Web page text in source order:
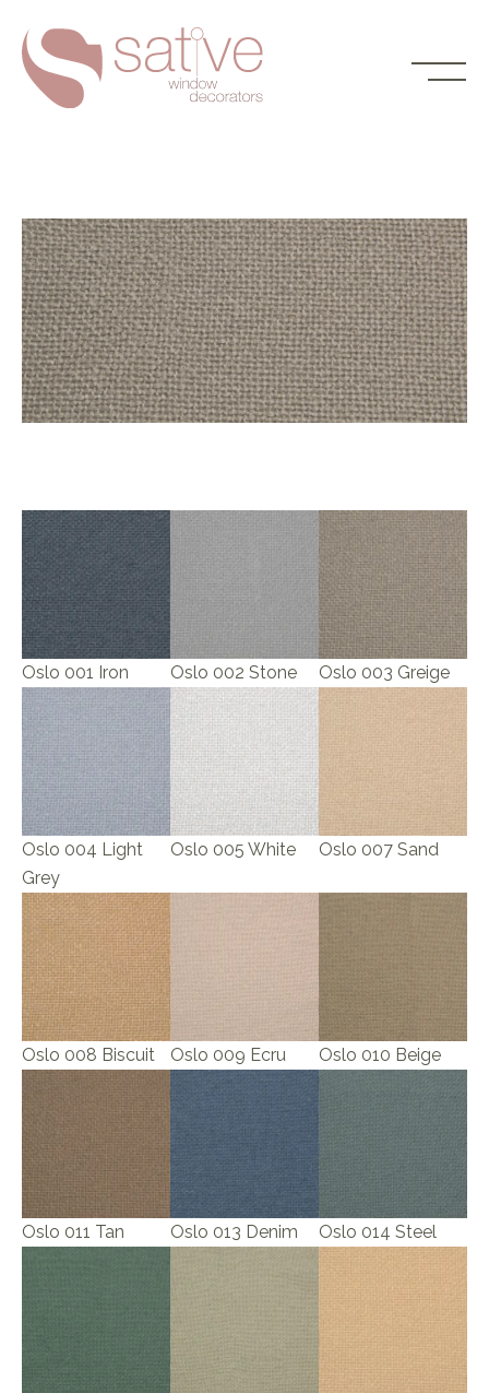
Oslo 001 Iron Oslo 002 Stone Oslo 003 Greige
Oslo 004 Light
Grey
Oslo 005 White Oslo 007 Sand
Oslo 008 Biscuit Oslo 009 Ecru Oslo 010 Beige
Oslo 011 Tan Oslo 013 Denim Oslo 014 Steel